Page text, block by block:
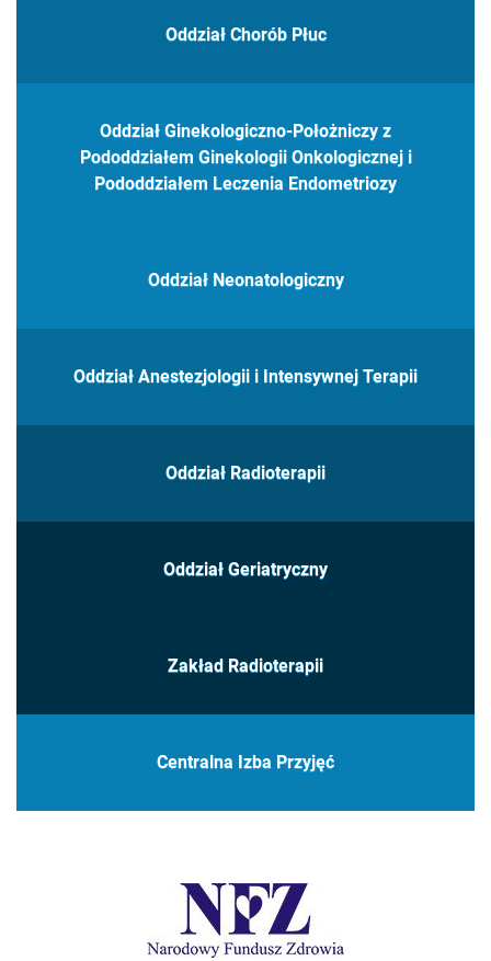
Oddział Chorób Płuc
Oddział Ginekologiczno-Położniczy z
Pododdziałem Ginekologii Onkologicznej i
Pododdziałem Leczenia Endometriozy
Oddział Neonatologiczny
Oddział Anestezjologii i Intensywnej Terapii
Oddział Radioterapii
Oddział Geriatryczny
Zakład Radioterapii
Centralna Izba Przyjęć